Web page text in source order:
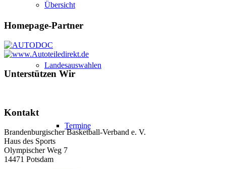
Übersicht
Landesauswahlen
Termine
Homepage-Partner
Unterstützen Wir
Kontakt
Brandenburgischer Basketball-Verband e. V.
Haus des Sports
Olympischer Weg 7
14471 Potsdam